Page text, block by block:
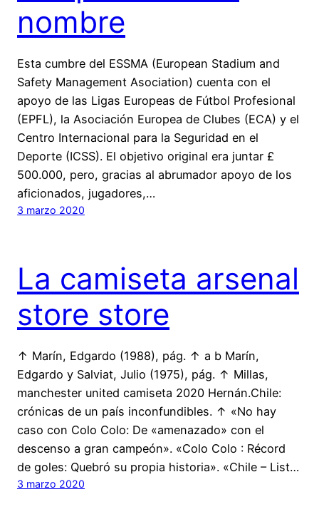
nombre
Esta cumbre del ESSMA (European Stadium and
Safety Management Asociation) cuenta con el
apoyo de las Ligas Europeas de Fútbol Profesional
(EPFL), la Asociación Europea de Clubes (ECA) y el
Centro Internacional para la Seguridad en el
Deporte (ICSS). El objetivo original era juntar £
500.000, pero, gracias al abrumador apoyo de los
aficionados, jugadores,…
3 marzo 2020
La camiseta arsenal
store store
↑ Marín, Edgardo (1988), pág. ↑ a b Marín,
Edgardo y Salviat, Julio (1975), pág. ↑ Millas,
manchester united camiseta 2020 Hernán.Chile:
crónicas de un país inconfundibles. ↑ «No hay
caso con Colo Colo: De «amenazado» con el
descenso a gran campeón». «Colo Colo : Récord
de goles: Quebró su propia historia». «Chile – List…
3 marzo 2020